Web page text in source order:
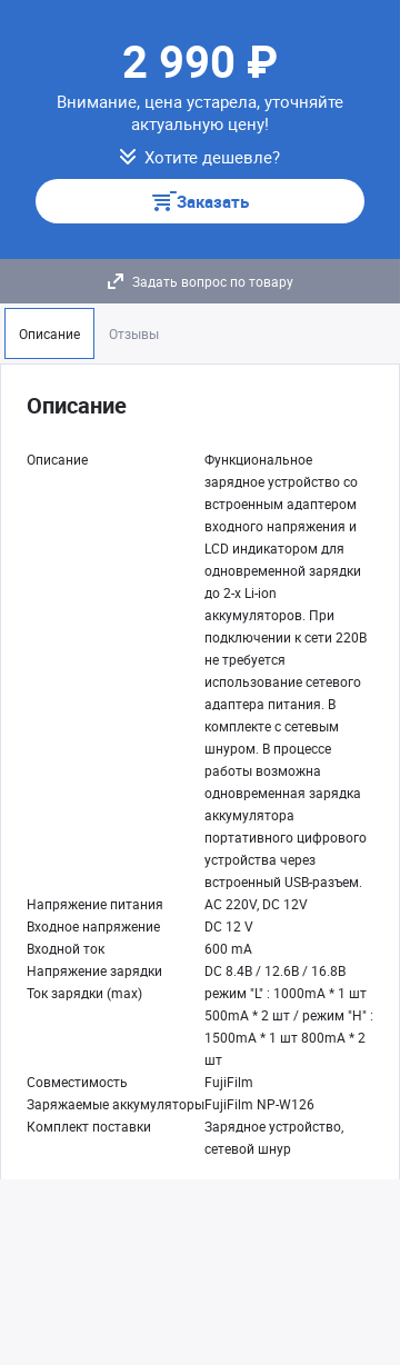
2 990 ₽
Внимание, цена устарела, уточняйте
актуальную цену!
Хотите дешевле?
Заказать
Задать вопрос по товару
Описание Отзывы
Описание
Описание
Функциональное
зарядное устройство со
встроенным адаптером
входного напряжения и
LCD индикатором для
одновременной зарядки
до 2-х Li-ion
аккумуляторов. При
подключении к сети 220В
не требуется
использование сетевого
адаптера питания. В
комплекте с сетевым
шнуром. В процессе
работы возможна
одновременная зарядка
аккумулятора
портативного цифрового
устройства через
встроенный USB-разъем.
Напряжение питания
AC 220V, DC 12V
Входное напряжение
DC 12 V
Входной ток
600 mA
Напряжение зарядки
DC 8.4В / 12.6В / 16.8В
Ток зарядки (max)
режим "L" : 1000mA * 1 шт
500mA * 2 шт / режим "H" :
1500mA * 1 шт 800mA * 2
шт
Совместимость
FujiFilm
Заряжаемые аккумуляторыFujiFilm NP-W126
Комплект поставки
Зарядное устройство,
сетевой шнур